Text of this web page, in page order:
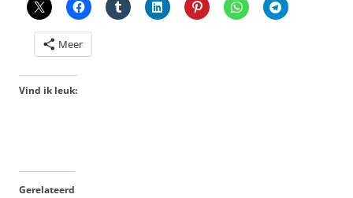
Meer
Vind ik leuk:
Gerelateerd